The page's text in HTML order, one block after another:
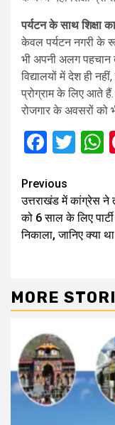
पर्यटन के साथ शिक्षा
केवल पर्यटन नगरी के
भी अपनी अलग पहचान
विद्यालयों में देश ही
प्रोग्राम के लिए आते
रोजगार के अवसरों को
Continue
Reading
Previous
उत्तराखंड में कांग्रेस ने
को 6 साल के लिए
निकाला, जानिए क्या
MORE